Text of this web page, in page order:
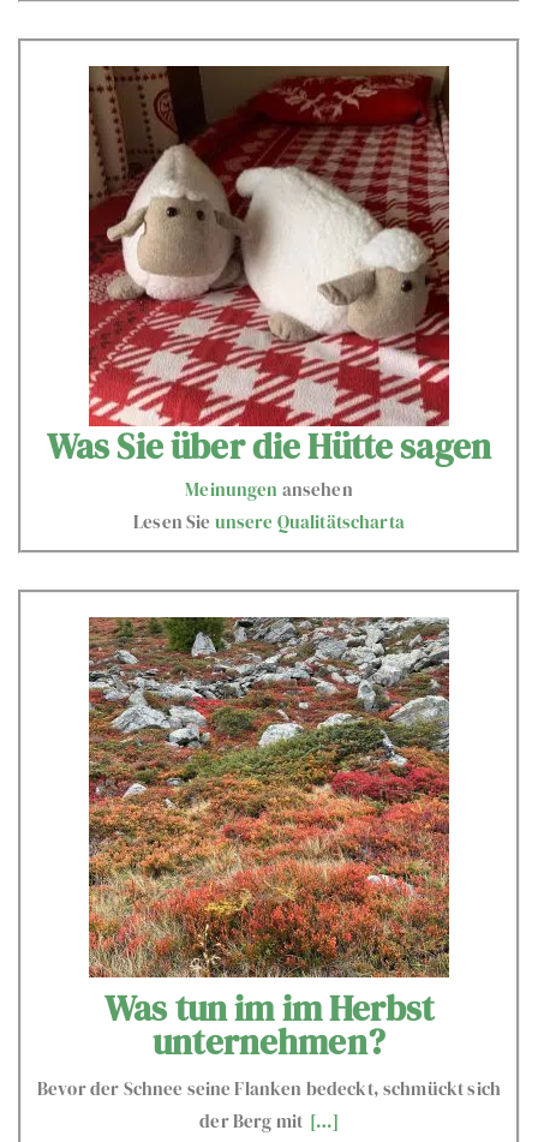
Was Sie über die Hütte sagen
Meinungen ansehen
Lesen Sie unsere Qualitätscharta
Was tun im im Herbst
unternehmen?
Bevor der Schnee seine Flanken bedeckt, schmückt sich
der Berg mit […]